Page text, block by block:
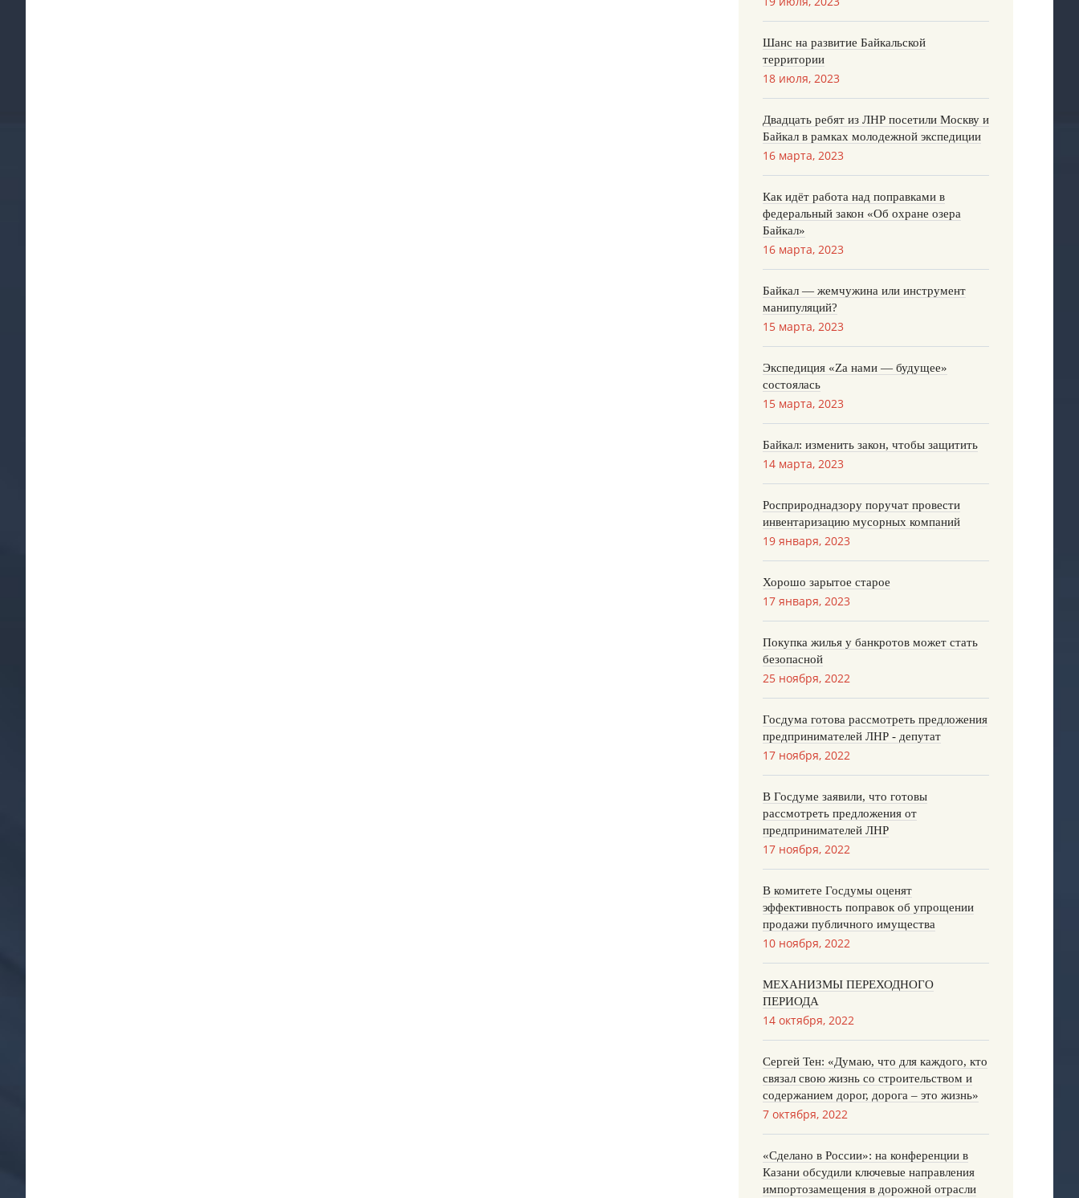
Шанс на развитие Байкальской
территории
18 июля, 2023
Двадцать ребят из ЛНР посетили Москву и
Байкал в рамках молодежной экспедиции
16 марта, 2023
Как идёт работа над поправками в
федеральный закон «Об охране озера
Байкал»
16 марта, 2023
Байкал — жемчужина или инструмент
манипуляций?
15 марта, 2023
Экспедиция «Za нами — будущее»
состоялась
15 марта, 2023
Байкал: изменить закон, чтобы защитить
14 марта, 2023
Росприроднадзору поручат провести
инвентаризацию мусорных компаний
19 января, 2023
Хорошо зарытое старое
17 января, 2023
Покупка жилья у банкротов может стать
безопасной
25 ноября, 2022
Госдума готова рассмотреть предложения
предпринимателей ЛНР - депутат
17 ноября, 2022
В Госдуме заявили, что готовы
рассмотреть предложения от
предпринимателей ЛНР
17 ноября, 2022
В комитете Госдумы оценят
эффективность поправок об упрощении
продажи публичного имущества
10 ноября, 2022
МЕХАНИЗМЫ ПЕРЕХОДНОГО
ПЕРИОДА
14 октября, 2022
Сергей Тен: «Думаю, что для каждого, кто
связал свою жизнь со строительством и
содержанием дорог, дорога – это жизнь»
7 октября, 2022
«Сделано в России»: на конференции в
Казани обсудили ключевые направления
импортозамещения в дорожной отрасли